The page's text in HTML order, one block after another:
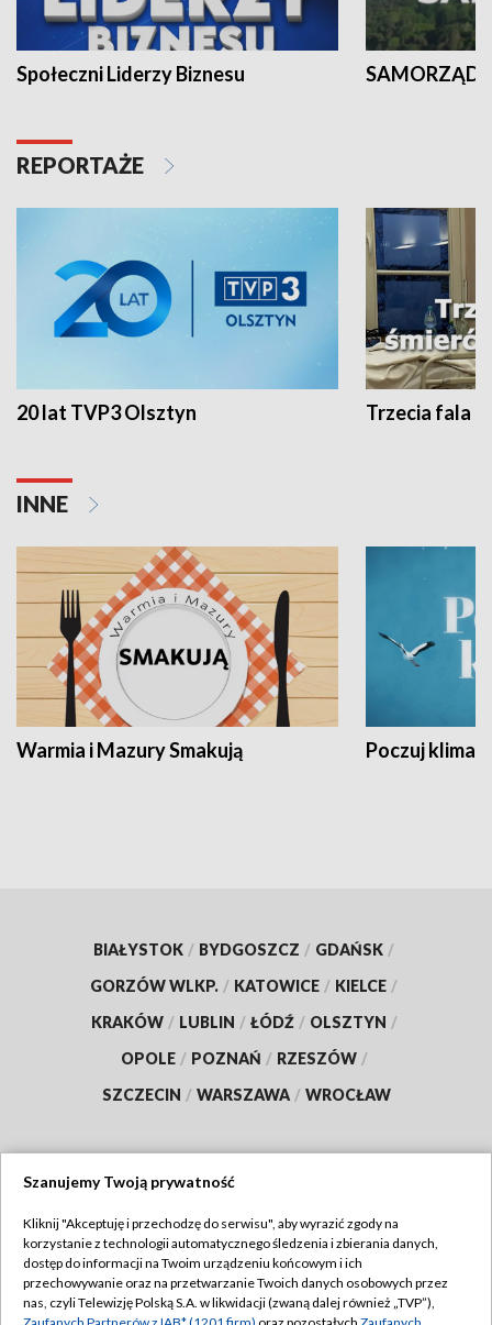
Społeczni Liderzy Biznesu SAMORZĄD
REPORTAŻE
20 lat TVP3 Olsztyn Trzecia fala -
INNE
Warmia i Mazury Smakują Poczuj klimat
BIAŁYSTOK / BYDGOSZCZ / GDAŃSK /
GORZÓW WLKP. / KATOWICE / KIELCE /
KRAKÓW / LUBLIN / ŁÓDŹ / OLSZTYN /
OPOLE / POZNAŃ / RZESZÓW /
SZCZECIN / WARSZAWA / WROCŁAW
TVP
Abonament TVP
Emisja w TVP
Regulamin TVP
Szanujemy Twoją prywatność
Kliknij "Akceptuję i przechodzę do serwisu", aby wyrazić zgody na
korzystanie z technologii automatycznego śledzenia i zbierania danych,
dostęp do informacji na Twoim urządzeniu końcowym i ich
przechowywanie oraz na przetwarzanie Twoich danych osobowych przez
nas, czyli Telewizję Polską S.A. w likwidacji (zwaną dalej również „TVP”),